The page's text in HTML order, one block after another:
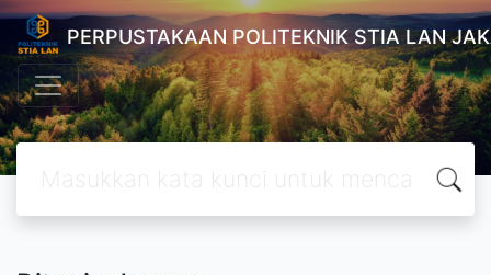
PERPUSTAKAAN POLITEKNIK STIA LAN